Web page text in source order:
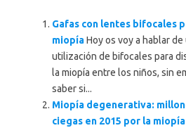
Gafas con lentes bifocales
miopíaHoy os voy a hablar
utilización de bifocales para
la miopía entre los niños, sin
saber si...
Miopía degenerativa:
ciegas en 2015 por la miopía